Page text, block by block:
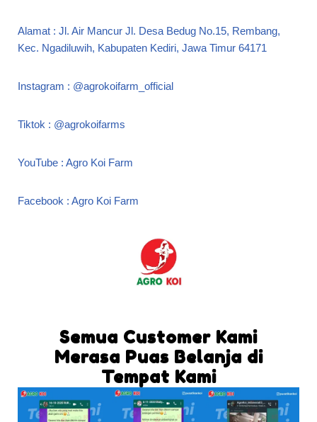
Alamat : Jl. Air Mancur Jl. Desa Bedug No.15, Rembang,
Kec. Ngadiluwih, Kabupaten Kediri, Jawa Timur 64171
Instagram : @agrokoifarm_official
Tiktok : @agrokoifarms
YouTube : Agro Koi Farm
Facebook : Agro Koi Farm
Semua Customer Kami
Merasa Puas Belanja di
Tempat Kami